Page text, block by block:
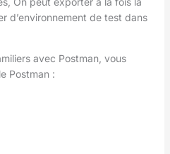
d’environnement de test dans
avec Postman, vous
Postman :